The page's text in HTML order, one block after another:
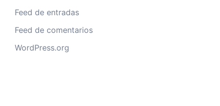
Feed de entradas
Feed de comentarios
WordPress.org